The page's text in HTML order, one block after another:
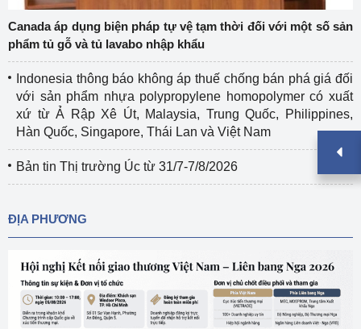
Canada áp dụng biện pháp tự vệ tạm thời đối với một số sản
phẩm tủ gỗ và tủ lavabo nhập khẩu
Indonesia thông báo không áp thuế chống bán phá giá đối
với sản phẩm nhựa polypropylene homopolymer có xuất
xứ từ Ả Rập Xê Út, Malaysia, Trung Quốc, Philippines,
Hàn Quốc, Singapore, Thái Lan và Việt Nam
Bản tin Thị trường Úc từ 31/7-7/8/2026
ĐỊA PHƯƠNG